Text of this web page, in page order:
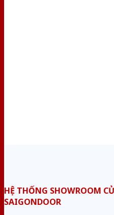
HỆ THỐNG SHOWROOM
SAIGONDOOR